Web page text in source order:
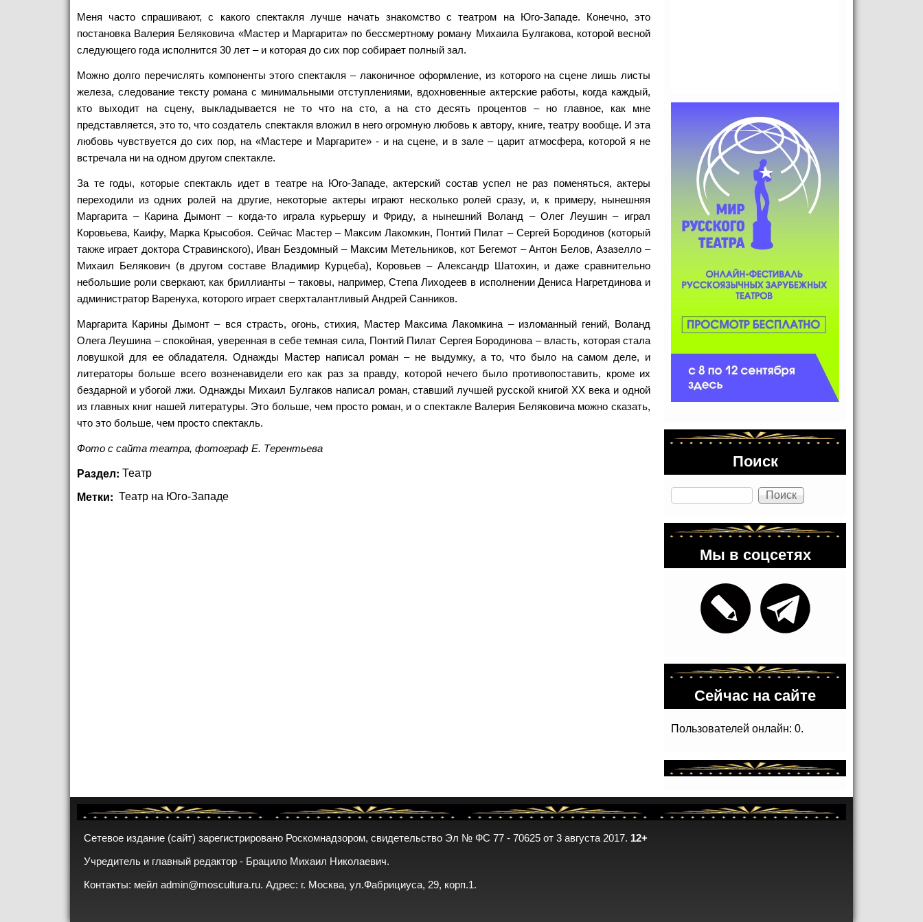
Меня часто спрашивают, с какого спектакля лучше начать знакомство с театром на Юго-Западе. Конечно, это
постановка Валерия Беляковича «Мастер и Маргарита» по бессмертному роману Михаила Булгакова, которой весной
следующего года исполнится 30 лет – и которая до сих пор собирает полный зал.
Можно долго перечислять компоненты этого спектакля – лаконичное оформление, из которого на сцене лишь листы
железа, следование тексту романа с минимальными отступлениями, вдохновенные актерские работы, когда каждый,
кто выходит на сцену, выкладывается не то что на сто, а на сто десять процентов – но главное, как мне
представляется, это то, что создатель спектакля вложил в него огромную любовь к автору, книге, театру вообще. И эта
любовь чувствуется до сих пор, на «Мастере и Маргарите» - и на сцене, и в зале – царит атмосфера, которой я не
встречала ни на одном другом спектакле.
За те годы, которые спектакль идет в театре на Юго-Западе, актерский состав успел не раз поменяться, актеры
переходили из одних ролей на другие, некоторые актеры играют несколько ролей сразу, и, к примеру, нынешняя
Маргарита – Карина Дымонт – когда-то играла курьершу и Фриду, а нынешний Воланд – Олег Леушин – играл
Коровьева, Каифу, Марка Крысобоя. Сейчас Мастер – Максим Лакомкин, Понтий Пилат – Сергей Бородинов (который
также играет доктора Стравинского), Иван Бездомный – Максим Метельников, кот Бегемот – Антон Белов, Азазелло –
Михаил Белякович (в другом составе Владимир Курцеба), Коровьев – Александр Шатохин, и даже сравнительно
небольшие роли сверкают, как бриллианты – таковы, например, Степа Лиходеев в исполнении Дениса Нагретдинова и
администратор Варенуха, которого играет сверхталантливый Андрей Санников.
Маргарита Карины Дымонт – вся страсть, огонь, стихия, Мастер Максима Лакомкина – изломанный гений, Воланд
Олега Леушина – спокойная, уверенная в себе темная сила, Понтий Пилат Сергея Бородинова – власть, которая стала
ловушкой для ее обладателя. Однажды Мастер написал роман – не выдумку, а то, что было на самом деле, и
литераторы больше всего возненавидели его как раз за правду, которой нечего было противопоставить, кроме их
бездарной и убогой лжи. Однажды Михаил Булгаков написал роман, ставший лучшей русской книгой XX века и одной
из главных книг нашей литературы. Это больше, чем просто роман, и о спектакле Валерия Беляковича можно сказать,
что это больше, чем просто спектакль.
Фото с сайта театра, фотограф Е. Терентьева
Раздел: Театр
Метки: Театр на Юго-Западе
Поиск
Поиск
Мы в соцсетях
Сейчас на сайте
Пользователей онлайн: 0.
Сетевое издание (сайт) зарегистрировано Роскомнадзором, свидетельство Эл № ФС 77 - 70625 от 3 августа 2017. 12+
Учредитель и главный редактор - Брацило Михаил Николаевич.
Контакты: мейл admin@moscultura.ru. Адрес: г. Москва, ул.Фабрициуса, 29, корп.1.